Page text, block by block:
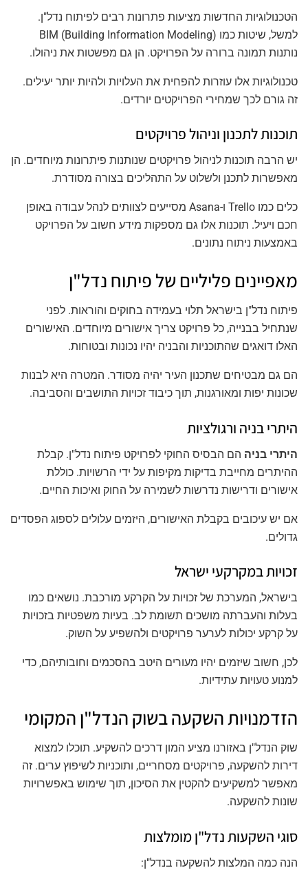
הטכנולוגיות החדשות מציעות פתרונות רבים לפיתוח נדל"ן.
למשל, שיטות כמו BIM (Building Information Modeling)
נותנות תמונה ברורה על הפרויקט. הן גם מפשטות את ניהולו.
טכנולוגיות אלו עוזרות להפחית את העלויות ולהיות יותר יעילים.
זה גורם לכך שמחירי הפרויקטים יורדים.
תוכנות לתכנון וניהול פרויקטים
יש הרבה תוכנות לניהול פרויקטים שנותנות פיתרונות מיוחדים. הן
מאפשרות לתכנן ולשלוט על התהליכים בצורה מסודרת.
כלים כמו Trello ו-Asana מסייעים לצוותים לנהל עבודה באופן
חכם ויעיל. תוכנות אלו גם מספקות מידע חשוב על הפרויקט
באמצעות ניתוח נתונים.
מאפיינים פליליים של פיתוח נדל"ן
פיתוח נדל"ן בישראל תלוי בעמידה בחוקים והוראות. לפני
שנתחיל בבנייה, כל פרויקט צריך אישורים מיוחדים. האישורים
האלו דואגים שהתוכניות והבניה יהיו נכונות ובטוחות.
הם גם מבטיחים שתכנון העיר יהיה מסודר. המטרה היא לבנות
שכונות יפות ומאורגנות, תוך כיבוד זכויות התושבים והסביבה.
היתרי בניה ורגולציות
היתרי בניה הם הבסיס החוקי לפרויקט פיתוח נדל"ן. קבלת
ההיתרים מחייבת בדיקות מקיפות על ידי הרשויות. כוללת
אישורים ודרישות נדרשות לשמירה על החוק ואיכות החיים.
אם יש עיכובים בקבלת האישורים, היזמים עלולים לספוג הפסדים
גדולים.
זכויות במקרקעי ישראל
בישראל, המערכת של זכויות על הקרקע מורכבת. נושאים כמו
בעלות והעברתה מושכים תשומת לב. בעיות משפטיות בזכויות
על קרקע יכולות לערער פרויקטים ולהשפיע על השוק.
לכן, חשוב שיזמים יהיו מעורים היטב בהסכמים וחובותיהם, כדי
למנוע טעויות עתידיות.
הזדמנויות השקעה בשוק הנדל"ן המקומי
שוק הנדל"ן באזורנו מציע המון דרכים להשקיע. תוכלו למצוא
דירות להשקעה, פרויקטים מסחריים, ותוכניות לשיפוץ ערים. זה
מאפשר למשקיעים להקטין את הסיכון, תוך שימוש באפשרויות
שונות להשקעה.
סוגי השקעות נדל"ן מומלצות
הנה כמה המלצות להשקעה בנדל"ן: